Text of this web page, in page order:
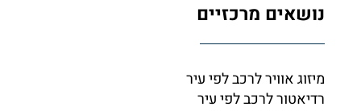
נושאים מרכזיים
מיזוג אוויר לרכב לפי עיר
רדיאטור לרכב לפי עיר